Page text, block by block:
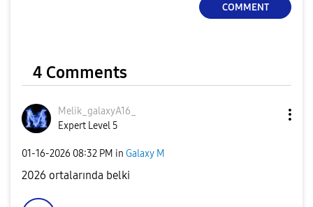
COMMENT
4 Comments
Melik_galaxyA16
Expert Level 5
‎01-16-2026 08:32 PM in Galaxy M
2026 ortalarında belki